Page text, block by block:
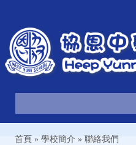
首頁 » 學校簡介 » 聯絡我們